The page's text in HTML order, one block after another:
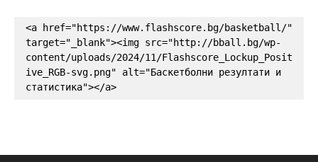
<a href="https://www.flashscore.bg/basketball/"
target="_blank"><img src="http://bball.bg/wp-
content/uploads/2024/11/Flashscore_Lockup_Posit
ive_RGB-svg.png" alt="Баскетболни резултати и
статистика"></a>